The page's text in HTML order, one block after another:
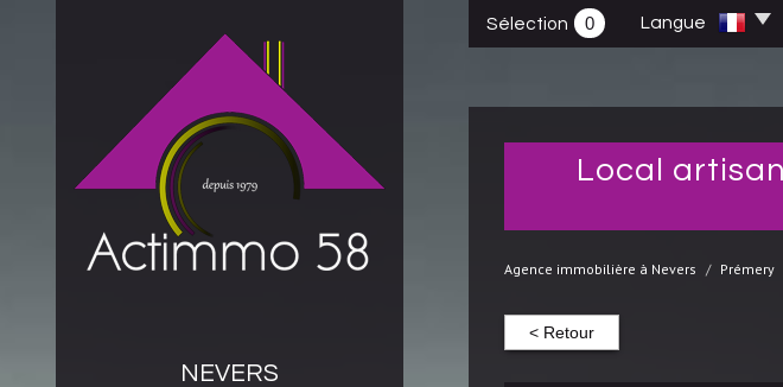
NEVERS
Sélection 0 Langue
local artisanal avec appartement centre-ville de
Agence immobilière à Nevers Prémery
< Retour